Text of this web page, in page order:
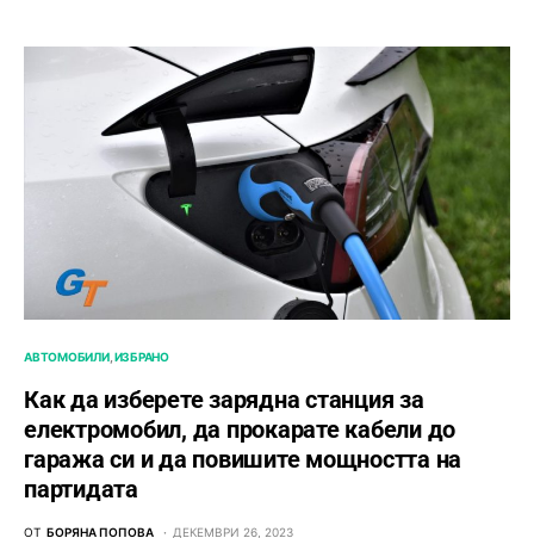
АВТОМОБИЛИ ИЗБРАНО
Как да изберете зарядна станция за
електромобил, да прокарате кабели до
гаража си и да повишите мощността на
партидата
ОТ БОРЯНА ПОПОВА ДЕКЕМВРИ 26, 2023